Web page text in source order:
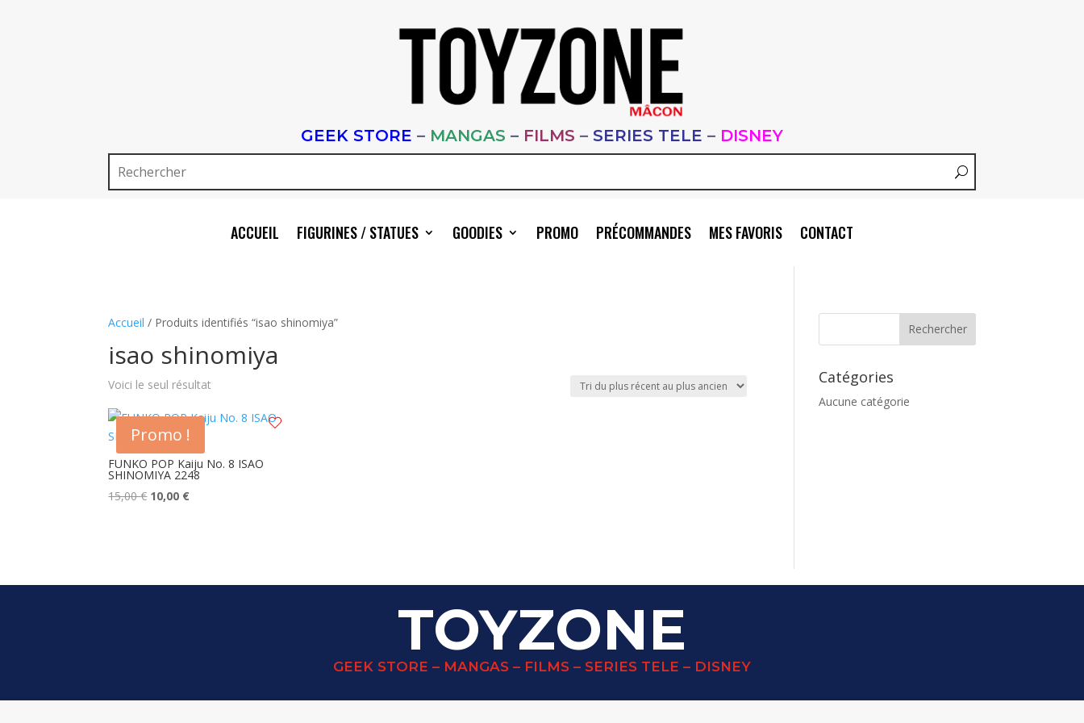
GEEK STORE – MANGAS – FILMS – SERIES TELE – DISNEY
ACCUEIL FIGURINES / STATUES GOODIES PROMO PRÉCOMMANDES MES FAVORIS CONTACT
Accueil / Produits identifiés “isao shinomiya”
isao shinomiya
Voici le seul résultat
Promo !
FUNKO POP Kaiju No. 8 ISAO
SHINOMIYA 2248
15,00€ Le
10,00 €Le
Catégories
Aucune catégorie
TOYZONE
GEEK STORE – MANGAS – FILMS – SERIES TELE – DISNEY